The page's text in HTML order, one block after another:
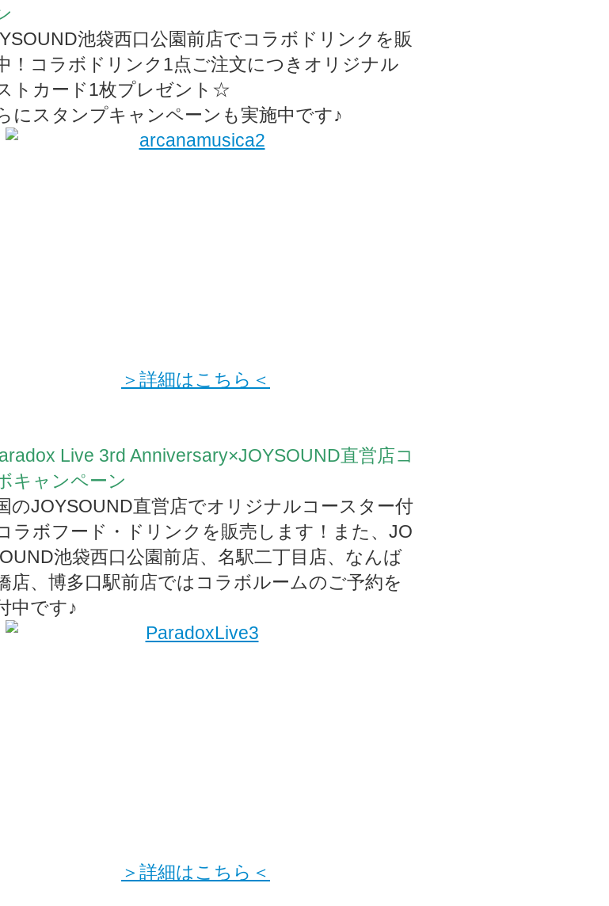
池袋西口公園前店でコラボドリンクを販
！コラボドリンク1点ご注文につきオリジナル
トカード1枚プレゼント☆
にスタンプキャンペーンも実施中です♪
＞詳細はこちら＜
Live 3rd Anniversary×JOYSOUND直営店コ
キャンペーン
のJOYSOUND直営店でオリジナルコースター付
ラボフード・ドリンクを販売します！また、JO
池袋西口公園前店、名駅二丁目店、なんば
店、博多口駅前店ではコラボルームのご予約を
中です♪
＞詳細はこちら＜